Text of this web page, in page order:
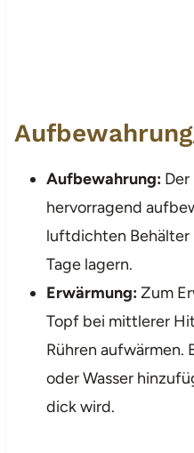
Aufbewahrung:Der
hervorragend
luftdichten Behälter
Tage lagern.
Erwärmung:Zum
Topf bei mittlerer
Rühren aufwärmen.
oder Wasser
dick wird.